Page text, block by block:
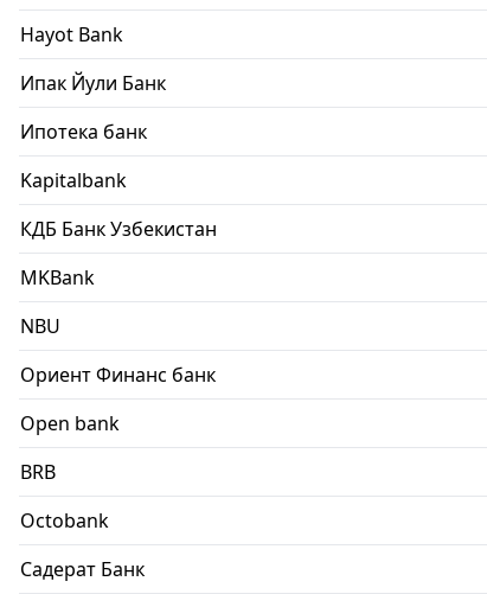
Hayot Bank
Ипак Йули Банк
Ипотека банк
Kapitalbank
КДБ Банк Узбекистан
MKBank
NBU
Ориент Финанс банк
Open bank
BRB
Octobank
Садерат Банк